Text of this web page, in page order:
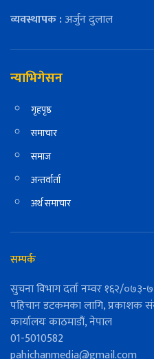
व्यवस्थापक :अर्जुन दुलाल
न्याभिगेसन
गृहपृष्ठ
समाचार
समाज
अन्तर्वार्ता
अर्थ समाचार
सम्पर्क
सुचना विभाग दर्ता नम्वर १६२/०७३-
पहिचान डटकमका लागि, प्रकाशक
कार्यालयः काठमाडौं, नेपाल
01-5010582
pahichanmedia@gmail.com